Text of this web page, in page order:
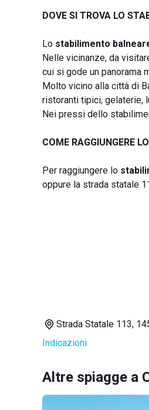
DOVE SI TROVA LO
Lo stabilimento
Nelle vicinanze, da
cui si gode un panorama
Molto vicino alla città di
ristoranti tipici, gelaterie,
Nei pressi dello
COME RAGGIUNGERE
Per raggiungere lo
oppure la strada statale
Strada Statale 113,
Indicazioni
Altre spiagge a